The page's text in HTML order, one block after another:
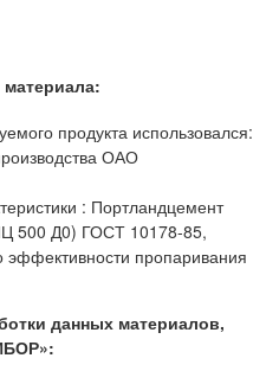
материала:
продукта использовался:
ОАО
: Портландцемент
500 Д0) ГОСТ 10178-85,
эффективности пропаривания
данных материалов,